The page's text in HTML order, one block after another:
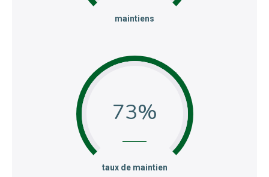
:maintiens
73
:taux de maintien